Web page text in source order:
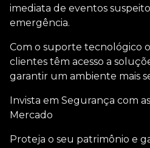
imediata de eventos
emergência.
Com o suporte tecnológico
clientes têm acesso a
garantir um ambiente mais
Invista em Segurança com
Mercado
Proteja o seu patrimônio e